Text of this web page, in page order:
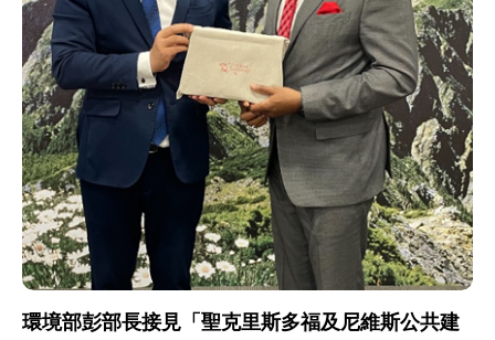
環境部彭部長接見「聖克里斯多福及尼維斯公共建